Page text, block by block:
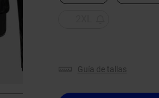
guía de tallas